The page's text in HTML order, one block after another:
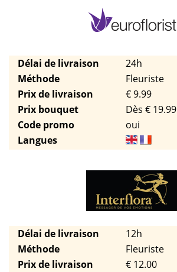
Délai de livraison
24h
Méthode
Fleuriste
Prix de livraison
€ 9.99
Prix bouquet
Dès € 19.99
Code promo
oui
Langues
Délai de livraison
12h
Méthode
Fleuriste
Prix de livraison
€ 12.00